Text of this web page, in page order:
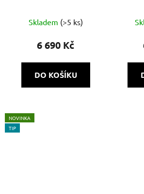
hodnocení
produktu
5,0
z
Skladem (>5 ks)
6 690 Kč
DO KOŠÍKU
NOVINKA
TIP